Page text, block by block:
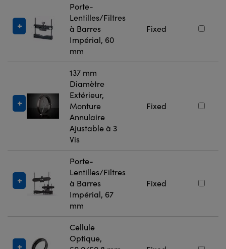
Porte-
Lentilles/Filtres
à Barres
Impérial, 60
mm
Fixed
137 mm
Diamètre
Extérieur,
Monture
Annulaire
Ajustable à 3
Vis
Fixed
Porte-
Lentilles/Filtres
à Barres
Impérial, 67
mm
Fixed
Cellule
Optique,